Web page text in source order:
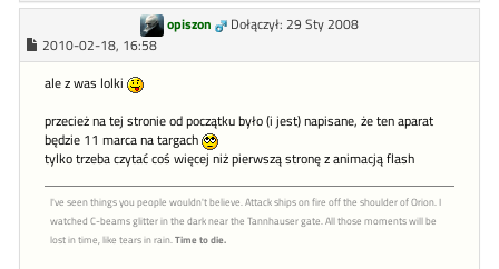
opiszon
Dołączył: 29 Sty 2008
2010-02-18, 16:58
ale z was lolki
przecież na tej stronie od początku było (i jest) napisane, że ten aparat
będzie 11 marca na targach
tylko trzeba czytać coś więcej niż pierwszą stronę z animacją flash
I've seen things you people wouldn't believe. Attack ships on fire off the shoulder of Orion. I
watched C-beams glitter in the dark near the Tannhauser gate. All those moments will be
lost in time, like tears in rain.Time to die.